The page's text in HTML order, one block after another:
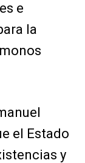
e
la
el Estado
y